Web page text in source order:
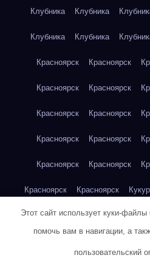
Клубника Клубника
Клубника Клубника
Красноярск Красноярск
Красноярск Красноярск
Красноярск Красноярск
Красноярск Красноярск
Красноярск Красноярск
Красноярск Красноярск
Кукуруза Кукуруза
Этот сайт использует куки-
помочь вам в навигации, а
пользовательский